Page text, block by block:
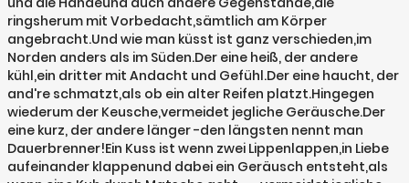
ringsherum mit Vorbedacht,sämtlich am Körper
angebracht.Und wie man küsst ist ganz verschieden,im
Norden anders als im Süden.Der eine heiß, der andere
kühl,ein dritter mit Andacht und Gefühl.Der eine haucht, der
and're schmatzt,als ob ein alter Reifen platzt.Hingegen
wiederum der Keusche,vermeidet jegliche Geräusche.Der
eine kurz, der andere länger -den längsten nennt man
Dauerbrenner!Ein Kuss ist wenn zwei Lippenlappen,in Liebe
aufeinander klappenund dabei ein Geräusch entsteht,als